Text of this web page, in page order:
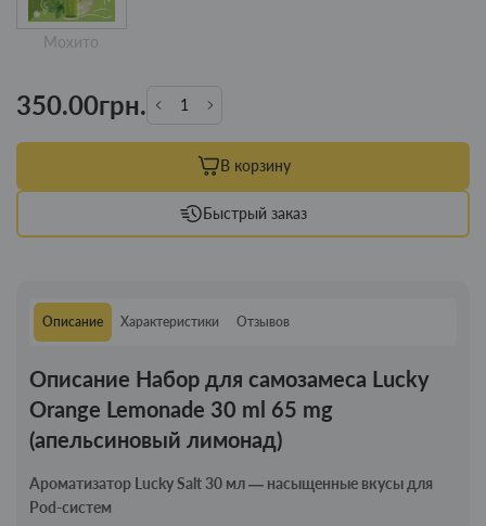
Мохито
350.00грн.
В корзину
Быстрый заказ
Описание Характеристики Отзывов
Описание Набор для самозамеса Lucky
Orange Lemonade 30 ml 65 mg
(апельсиновый лимонад)
Ароматизатор Lucky Salt 30 мл — насыщенные вкусы для
Pod-систем